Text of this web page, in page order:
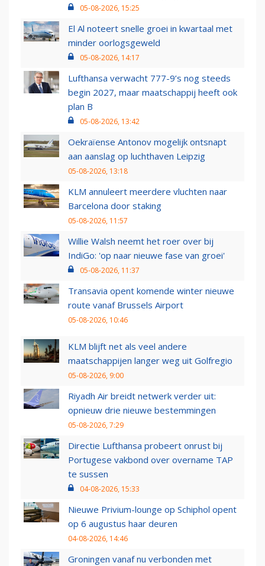
05-08-2026, 15:25
El Al noteert snelle groei in kwartaal met
minder oorlogsgeweld
05-08-2026, 14:17
Lufthansa verwacht 777-9’s nog steeds
begin 2027, maar maatschappij heeft ook
plan B
05-08-2026, 13:42
Oekraïense Antonov mogelijk ontsnapt
aan aanslag op luchthaven Leipzig
05-08-2026, 13:18
KLM annuleert meerdere vluchten naar
Barcelona door staking
05-08-2026, 11:57
Willie Walsh neemt het roer over bij
IndiGo: 'op naar nieuwe fase van groei'
05-08-2026, 11:37
Transavia opent komende winter nieuwe
route vanaf Brussels Airport
05-08-2026, 10:46
KLM blijft net als veel andere
maatschappijen langer weg uit Golfregio
05-08-2026, 9:00
Riyadh Air breidt netwerk verder uit:
opnieuw drie nieuwe bestemmingen
05-08-2026, 7:29
Directie Lufthansa probeert onrust bij
Portugese vakbond over overname TAP
te sussen
04-08-2026, 15:33
Nieuwe Privium-lounge op Schiphol opent
op 6 augustus haar deuren
04-08-2026, 14:46
Groningen vanaf nu verbonden met